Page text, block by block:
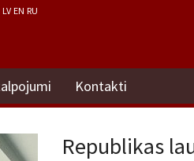
LV EN RU
Kontakti
Republikas